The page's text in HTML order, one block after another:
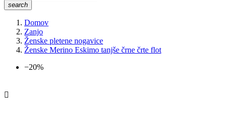
search
Domov
Zanjo
Ženske pletene nogavice
Ženske Merino Eskimo tanjše črne črte flot
−20%
